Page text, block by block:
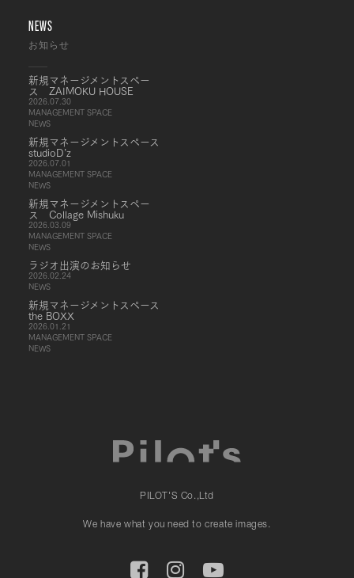
NEWS
お知らせ
新規マネージメントスペー
ス ZAIMOKU HOUSE
2026.07.30
MANAGEMENT SPACE
NEWS
新規マネージメントスペース
studioD’z
2026.07.01
MANAGEMENT SPACE
NEWS
新規マネージメントスペー
ス Collage Mishuku
2026.03.09
MANAGEMENT SPACE
NEWS
ラジオ出演のお知らせ
2026.02.24
NEWS
新規マネージメントスペース
the BOXX
2026.01.21
MANAGEMENT SPACE
NEWS
PILOT'S Co.,Ltd
We have what you need to create images.